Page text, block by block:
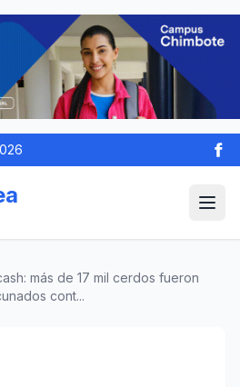
más de 17 mil cerdos fueron
cont...